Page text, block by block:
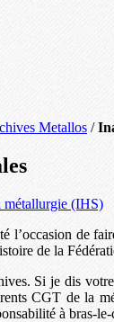
Metallos /
métallurgie (IHS)
l’occasion de
de la
Si je dis
CGT de la
à bras-